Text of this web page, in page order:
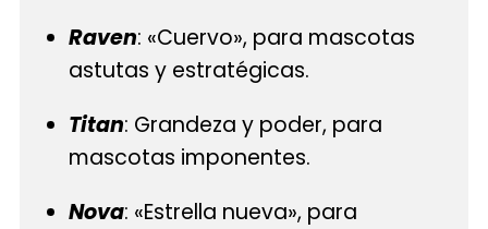
Raven: «Cuervo», para mascotas
astutas y estratégicas.
Titan: Grandeza y poder, para
mascotas imponentes.
Nova: «Estrella nueva», para